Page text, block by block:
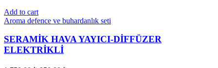
Add to cart
Aroma defence ve buhardanlık seti
SERAMİK HAVA YAYICI-DİFFÜZER
ELEKTRİKLİ